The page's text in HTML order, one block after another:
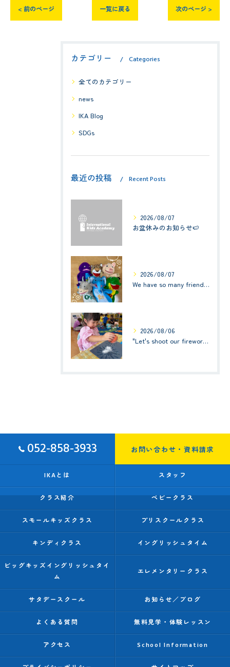
< 前のページ 一覧に戻る 次のページ >
カテゴリー Categories
全てのカテゴリー
news
IKA Blog
SDGs
最近の投稿 Recent Posts
2026/08/07
お盆休みのお知らせ🍉
2026/08/07
We have so many friends in this classroom! (お友達いっぱい！)Small Kids☆1歳児クラス
2026/08/06
"Let's shoot our fireworks!" (みんなで花火を打ち上げよう！) ☆ Preschool (2歳児クラス)
052-858-3933 お問い合わせ・資料請求
IKAとは スタッフ
クラス紹介 ベビークラス
スモールキッズクラス プリスクールクラス
キンディクラス イングリッシュタイム
ビッグキッズイングリッシュタイ
ム
エレメンタリークラス
サタデースクール お知らせ／ブログ
よくある質問 無料見学・体験レッスン
アクセス School Information